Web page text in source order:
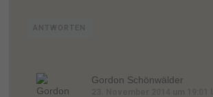
ANTWORTEN
Gordon Schönwälder